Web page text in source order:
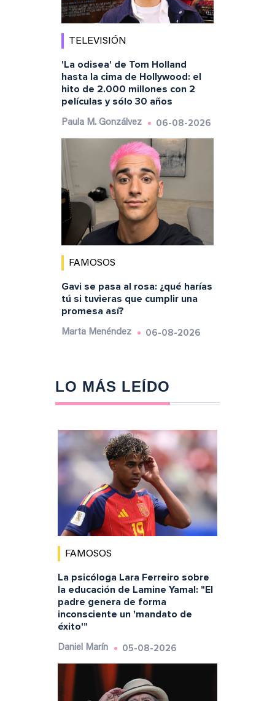
TELEVISIÓN
'La odisea' de Tom Holland
hasta la cima de Hollywood: el
hito de 2.000 millones con 2
películas y sólo 30 años
Paula M. Gonzálvez 06-08-2026
FAMOSOS
Gavi se pasa al rosa: ¿qué harías
tú si tuvieras que cumplir una
promesa así?
Marta Menéndez 06-08-2026
LO MÁS LEÍDO
FAMOSOS
La psicóloga Lara Ferreiro sobre
la educación de Lamine Yamal: "El
padre genera de forma
inconsciente un 'mandato de
éxito'"
Daniel Marín 05-08-2026